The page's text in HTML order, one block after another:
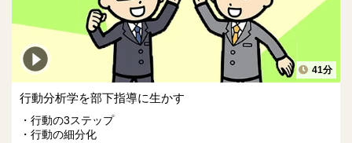
41分
行動分析学を部下指導に生かす
行動の3ステップ
行動の細分化